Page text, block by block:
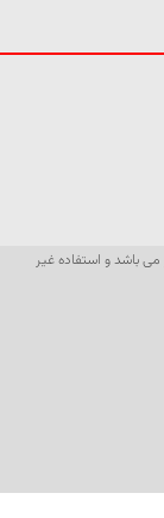
می باشد و استفاده غیر